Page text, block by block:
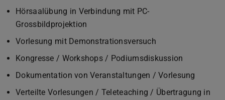
Hörsaalübung in Verbindung mit PC-
Grossbildprojektion
Vorlesung mit Demonstrationsversuch
Kongresse / Workshops / Podiumsdiskussion
Dokumentation von Veranstaltungen / Vorlesung
Verteilte Vorlesungen / Teleteaching / Übertragung in